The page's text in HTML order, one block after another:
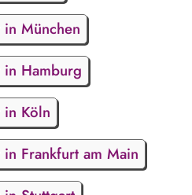
München
in Hamburg
in Köln
Frankfurt am Main